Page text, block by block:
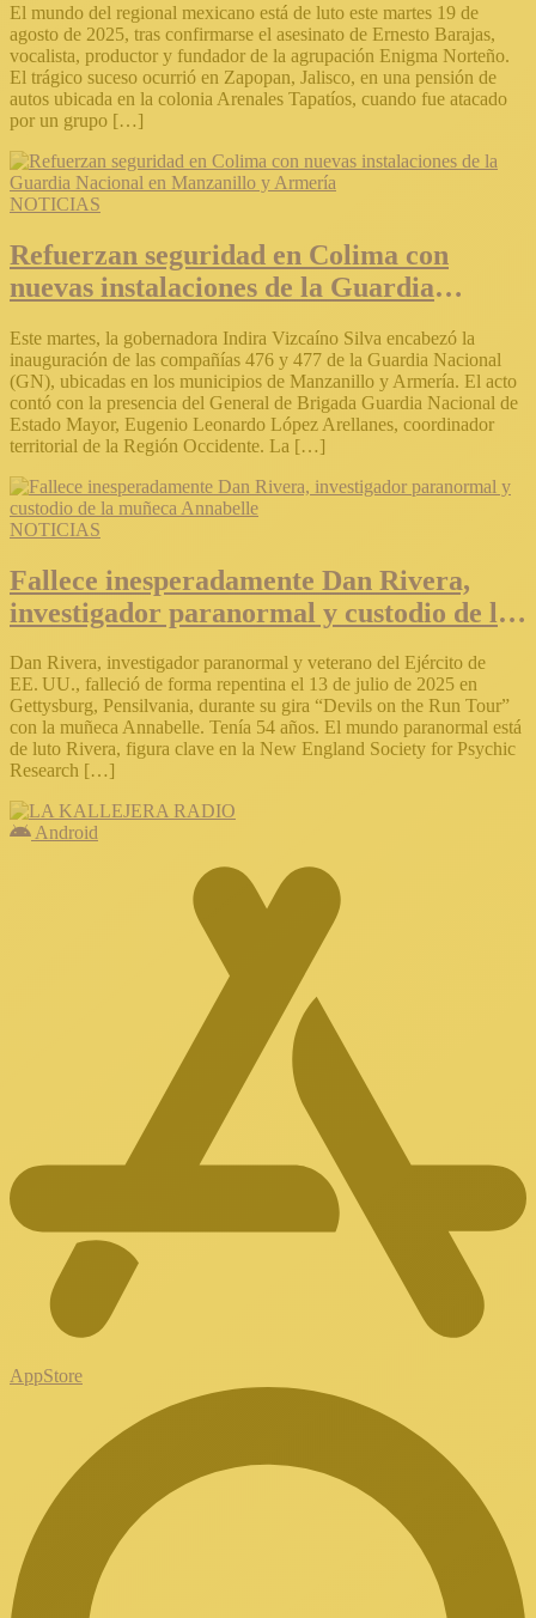
El mundo del regional mexicano está de luto este martes 19 de
agosto de 2025, tras confirmarse el asesinato de Ernesto Barajas,
vocalista, productor y fundador de la agrupación Enigma Norteño.
El trágico suceso ocurrió en Zapopan, Jalisco, en una pensión de
autos ubicada en la colonia Arenales Tapatíos, cuando fue atacado
por un grupo […]
NOTICIAS
Refuerzan seguridad en Colima con
nuevas instalaciones de la Guardia
Este martes, la gobernadora Indira Vizcaíno Silva encabezó la
inauguración de las compañías 476 y 477 de la Guardia Nacional
(GN), ubicadas en los municipios de Manzanillo y Armería. El acto
contó con la presencia del General de Brigada Guardia Nacional de
Estado Mayor, Eugenio Leonardo López Arellanes, coordinador
territorial de la Región Occidente. La […]
NOTICIAS
Fallece inesperadamente Dan Rivera,
investigador paranormal y custodio de la
Dan Rivera, investigador paranormal y veterano del Ejército de
EE. UU., falleció de forma repentina el 13 de julio de 2025 en
Gettysburg, Pensilvania, durante su gira “Devils on the Run Tour”
con la muñeca Annabelle. Tenía 54 años. El mundo paranormal está
de luto Rivera, figura clave en la New England Society for Psychic
Research […]
Android
AppStore